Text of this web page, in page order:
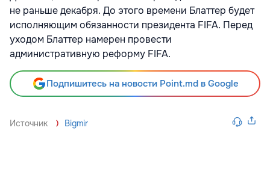
не раньше декабря. До этого времени Блаттер будет
исполняющим обязанности президента FIFA. Перед
уходом Блаттер намерен провести
административную реформу FIFA.
Подпишитесь на новости Point.md в Google
Источник Bigmir